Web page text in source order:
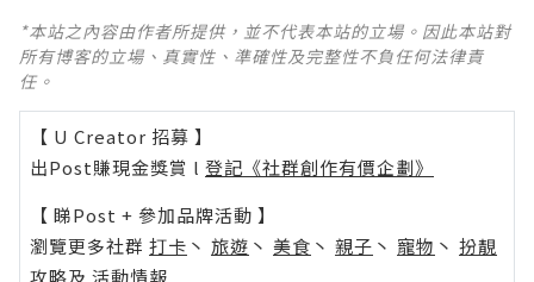
*本站之內容由作者所提供，並不代表本站的立場。因此本站對
所有博客的立場、真實性、準確性及完整性不負任何法律責
任。
【 U Creator 招募 】
出Post賺現金獎賞 l 登記《社群創作有價企劃》
【 睇Post + 參加品牌活動 】
瀏覽更多社群 打卡 丶 旅遊 丶 美食 丶 親子 丶 寵物 丶 扮靚
攻略及 活動情報